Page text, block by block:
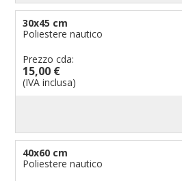
30x45 cm
Poliestere nautico
Prezzo cda:
15,00 €
(IVA inclusa)
40x60 cm
Poliestere nautico